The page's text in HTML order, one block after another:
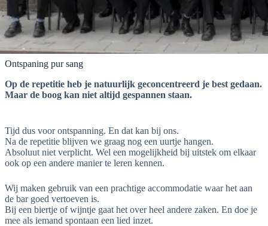
Ontspaning pur sang
Op de repetitie heb je natuurlijk geconcentreerd je best gedaan.
Maar de boog kan niet altijd gespannen staan.
Tijd dus voor ontspanning. En dat kan bij ons.
Na de repetitie blijven we graag nog een uurtje hangen.
Absoluut niet verplicht. Wel een mogelijkheid bij uitstek om elkaar
ook op een andere manier te leren kennen.
Wij maken gebruik van een prachtige accommodatie waar het aan
de bar goed vertoeven is.
Bij een biertje of wijntje gaat het over heel andere zaken. En doe je
mee als iemand spontaan een lied inzet.